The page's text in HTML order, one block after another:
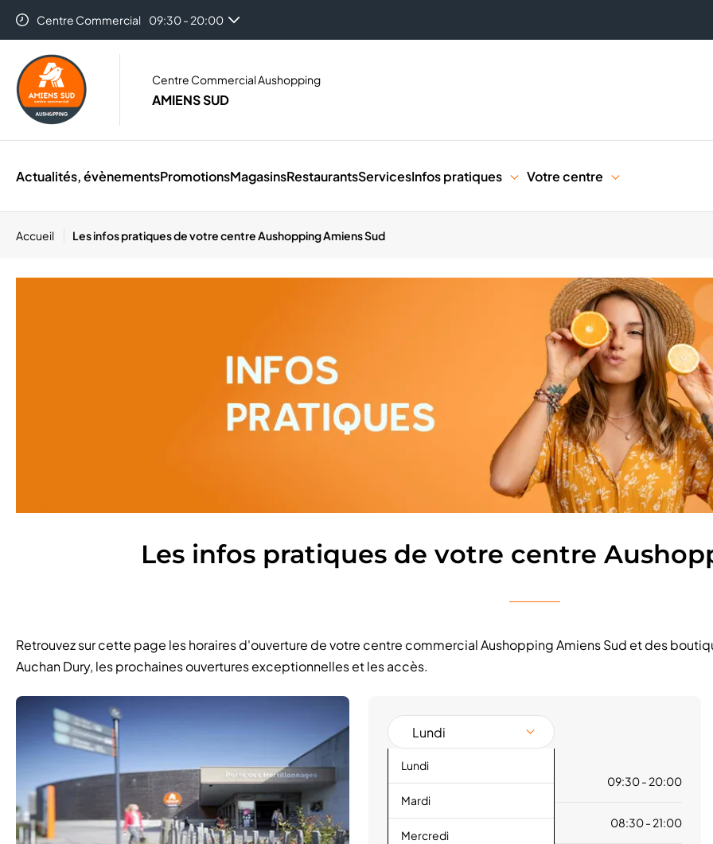
Centre Commercial 09:30 - 20:00
Centre Commercial Aushopping
AMIENS SUD
Actualités, évènementsPromotionsMagasinsRestaurantsServicesInfos pratiques Votre centre
Accueil Les infos pratiques de votre centre Aushopping Amiens Sud
Les infos pratiques de votre centre
Retrouvez sur cette page les horaires d'ouverture de votre centre commercial Aushopping Amiens Sud et des
Auchan Dury, les prochaines ouvertures exceptionnelles et les accès.
Lundi
Lundi
Mardi
Mercredi
Centre Commercial 09:30 - 20:00
Auchan Amiens 08:30 - 21:00